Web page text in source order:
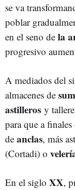
se va
poblar
en el seno de la
progresivo
A mediados del
almacenes de
astilleros y
para que a
de anclas, más
(Cortadi) o
En el siglo XX,